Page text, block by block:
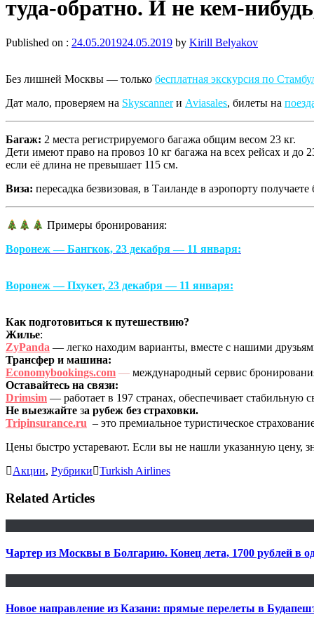
туда-обратно. И не кем-
Published on : 24.05.201924.05.2019 by Kirill Belyakov
Без лишней Москвы — только бесплатная экскурсия по
Дат мало, проверяем на Skyscannerи Aviasales, билеты на
Багаж: 2 места регистрируемого багажа общим весом 23 кг.
Дети имеют право на провоз 10 кг багажа на всех рейсах и до
если её длина не превышает 115 см.
Виза: пересадка безвизовая, в Таиланде в аэропорту
Примеры бронирования:
Воронеж — Бангкок, 23 декабря — 11 января:
Воронеж — Пхукет, 23 декабря — 11 января:
Как подготовиться к путешествию?
Жилье:
ZyPanda — легко находим варианты, вместе с нашими
Трансфер и машина:
Economybookings.com — международный сервис
Оставайтесь на связи:
Drimsim — работает в 197 странах, обеспечивает стабильную
Не выезжайте за рубеж без страховки.
Tripinsurance.ru – это премиальное туристическое
Цены быстро устаревают. Если вы не нашли указанную цену,
Акции, Рубрики Turkish Airlines
Related Articles
Чартер из Москвы в Болгарию. Конец лета, 1700 рублей в
Новое направление из Казани: прямые перелеты в